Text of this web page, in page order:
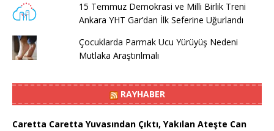
15 Temmuz Demokrasi ve Milli Birlik Treni
Ankara YHT Gar’dan İlk Seferine Uğurlandı
Çocuklarda Parmak Ucu Yürüyüş Nedeni
Mutlaka Araştırılmalı
RAYHABER
Caretta Caretta Yuvasından Çıktı, Yakılan Ateşte Can